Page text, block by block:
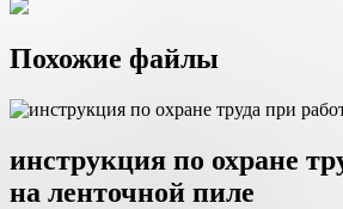
Похожие файлы
инструкция по охране
на ленточной пиле